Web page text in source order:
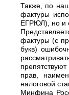
Также, по
фактуры
ЕГРЮЛ), но и
фактуры (с
букв)
прав,
налоговой
Минфина